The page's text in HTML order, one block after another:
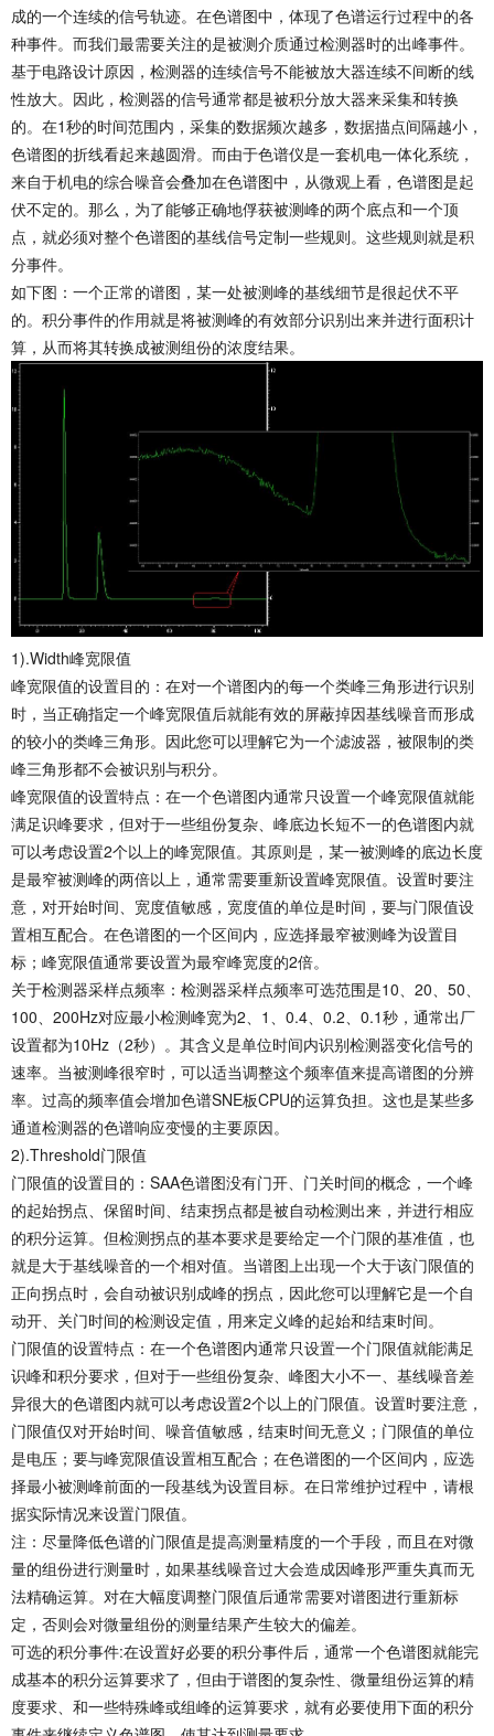
成的一个连续的信号轨迹。在色谱图中，体现了色谱运行过程中的各
种事件。而我们最需要关注的是被测介质通过检测器时的出峰事件。
基于电路设计原因，检测器的连续信号不能被放大器连续不间断的线
性放大。因此，检测器的信号通常都是被积分放大器来采集和转换
的。在1秒的时间范围内，采集的数据频次越多，数据描点间隔越小，
色谱图的折线看起来越圆滑。而由于色谱仪是一套机电一体化系统，
来自于机电的综合噪音会叠加在色谱图中，从微观上看，色谱图是起
伏不定的。那么，为了能够正确地俘获被测峰的两个底点和一个顶
点，就必须对整个色谱图的基线信号定制一些规则。这些规则就是积
分事件。
如下图：一个正常的谱图，某一处被测峰的基线细节是很起伏不平
的。积分事件的作用就是将被测峰的有效部分识别出来并进行面积计
算，从而将其转换成被测组份的浓度结果。
1).Width峰宽限值
峰宽限值的设置目的：在对一个谱图内的每一个类峰三角形进行识别
时，当正确指定一个峰宽限值后就能有效的屏蔽掉因基线噪音而形成
的较小的类峰三角形。因此您可以理解它为一个滤波器，被限制的类
峰三角形都不会被识别与积分。
峰宽限值的设置特点：在一个色谱图内通常只设置一个峰宽限值就能
满足识峰要求，但对于一些组份复杂、峰底边长短不一的色谱图内就
可以考虑设置2个以上的峰宽限值。其原则是，某一被测峰的底边长度
是最窄被测峰的两倍以上，通常需要重新设置峰宽限值。设置时要注
意，对开始时间、宽度值敏感，宽度值的单位是时间，要与门限值设
置相互配合。在色谱图的一个区间内，应选择最窄被测峰为设置目
标；峰宽限值通常要设置为最窄峰宽度的2倍。
关于检测器采样点频率：检测器采样点频率可选范围是10、20、50、
100、200Hz对应最小检测峰宽为2、1、0.4、0.2、0.1秒，通常出厂
设置都为10Hz（2秒）。其含义是单位时间内识别检测器变化信号的
速率。当被测峰很窄时，可以适当调整这个频率值来提高谱图的分辨
率。过高的频率值会增加色谱SNE板CPU的运算负担。这也是某些多
通道检测器的色谱响应变慢的主要原因。
2).Threshold门限值
门限值的设置目的：SAA色谱图没有门开、门关时间的概念，一个峰
的起始拐点、保留时间、结束拐点都是被自动检测出来，并进行相应
的积分运算。但检测拐点的基本要求是要给定一个门限的基准值，也
就是大于基线噪音的一个相对值。当谱图上出现一个大于该门限值的
正向拐点时，会自动被识别成峰的拐点，因此您可以理解它是一个自
动开、关门时间的检测设定值，用来定义峰的起始和结束时间。
门限值的设置特点：在一个色谱图内通常只设置一个门限值就能满足
识峰和积分要求，但对于一些组份复杂、峰图大小不一、基线噪音差
异很大的色谱图内就可以考虑设置2个以上的门限值。设置时要注意，
门限值仅对开始时间、噪音值敏感，结束时间无意义；门限值的单位
是电压；要与峰宽限值设置相互配合；在色谱图的一个区间内，应选
择最小被测峰前面的一段基线为设置目标。在日常维护过程中，请根
据实际情况来设置门限值。
注：尽量降低色谱的门限值是提高测量精度的一个手段，而且在对微
量的组份进行测量时，如果基线噪音过大会造成因峰形严重失真而无
法精确运算。对在大幅度调整门限值后通常需要对谱图进行重新标
定，否则会对微量组份的测量结果产生较大的偏差。
可选的积分事件:在设置好必要的积分事件后，通常一个色谱图就能完
成基本的积分运算要求了，但由于谱图的复杂性、微量组份运算的精
度要求、和一些特殊峰或组峰的运算要求，就有必要使用下面的积分